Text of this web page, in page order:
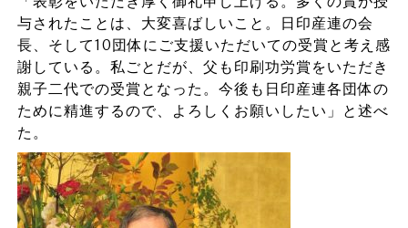
与されたことは、大変喜ばしいこと。日印産連の会
長、そして10団体にご支援いただいての受賞と考え感
謝している。私ごとだが、父も印刷功労賞をいただき
親子二代での受賞となった。今後も日印産連各団体の
ために精進するので、よろしくお願いしたい」と述べ
た。